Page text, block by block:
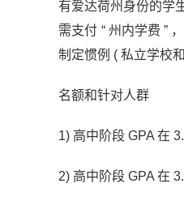
有爱达荷州身份的学
需支付 “ 州内学费 ”
制定惯例 ( 私立学校
名额和针对人群
1) 高中阶段 GPA 在
2) 高中阶段 GPA 在